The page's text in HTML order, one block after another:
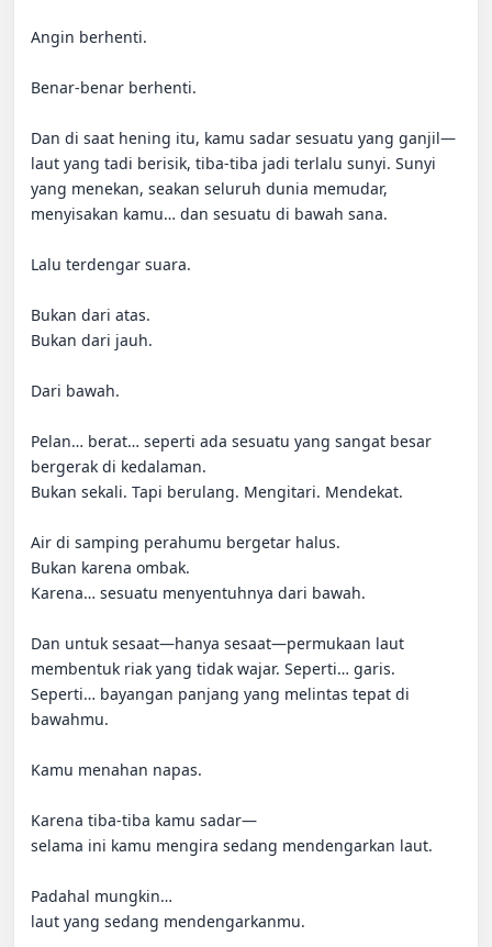
Angin berhenti.
Benar-benar berhenti.
Dan di saat hening itu, kamu sadar sesuatu yang ganjil—
laut yang tadi berisik, tiba-tiba jadi terlalu sunyi. Sunyi
yang menekan, seakan seluruh dunia memudar,
menyisakan kamu… dan sesuatu di bawah sana.
Lalu terdengar suara.
Bukan dari atas.
Bukan dari jauh.
Dari bawah.
Pelan… berat… seperti ada sesuatu yang sangat besar
bergerak di kedalaman.
Bukan sekali. Tapi berulang. Mengitari. Mendekat.
Air di samping perahumu bergetar halus.
Bukan karena ombak.
Karena… sesuatu menyentuhnya dari bawah.
Dan untuk sesaat—hanya sesaat—permukaan laut
membentuk riak yang tidak wajar. Seperti… garis.
Seperti… bayangan panjang yang melintas tepat di
bawahmu.
Kamu menahan napas.
Karena tiba-tiba kamu sadar—
selama ini kamu mengira sedang mendengarkan laut.
Padahal mungkin…
laut yang sedang mendengarkanmu.